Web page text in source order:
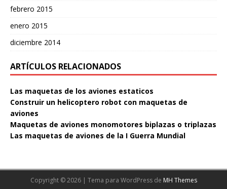
febrero 2015
enero 2015
diciembre 2014
ARTÍCULOS RELACIONADOS
Las maquetas de los aviones estaticos
Construir un helicoptero robot con maquetas de
aviones
Maquetas de aviones monomotores biplazas o triplazas
Las maquetas de aviones de la I Guerra Mundial
Copyright © 2026 | Tema para WordPress de MH Themes